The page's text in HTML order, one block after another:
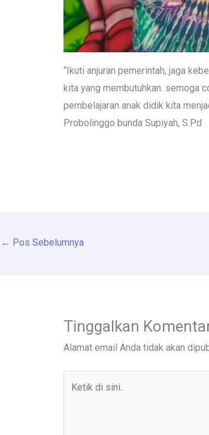
“Ikuti anjuran pemerintah, jaga
kita yang membutuhkan. semoga
pembelajaran anak didik kita
Probolinggo bunda Supiyah, S.Pd
← Pos Sebelumnya
Tinggalkan
Alamat email Anda tidak akan